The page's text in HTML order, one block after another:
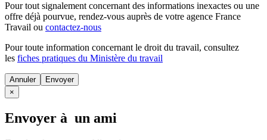
Pour tout signalement concernant des informations inexactes ou une
offre déjà pourvue, rendez-vous auprès de votre agence France
Travail ou contactez-nous
Pour toute information concernant le droit du travail, consultez
les fiches pratiques du Ministère du travail
Annuler
×
Envoyer à un ami